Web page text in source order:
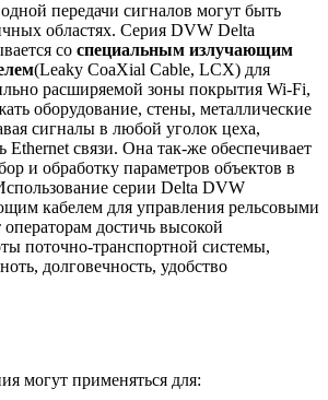
передачи сигналов могут быть
областях. Серия DVW Delta
со специальным излучающим
(Leaky CoaXial Cable, LCX) для
расширяемой зоны покрытия Wi-Fi,
оборудование, стены, металлические
сигналы в любой уголок цеха,
Ethernet связи. Она так-же обеспечивает
и обработку параметров объектов в
серии Delta DVW
кабелем для управления рельсовыми
достичь высокой
поточно-транспортной системы,
долговечность, удобство
могут применяться для: